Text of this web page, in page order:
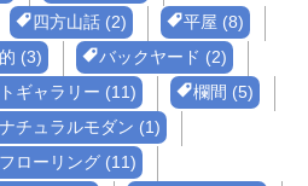
四方山話 (2)
平屋 (8)
(3)
バックヤード (2)
ギャラリー (11)
欄間 (5)
ナチュラルモダン (1)
ローリング (11)